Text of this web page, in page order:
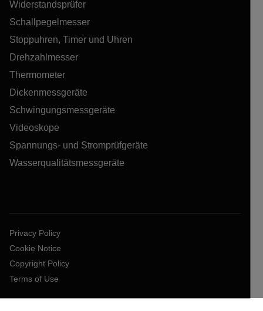
Widerstandsprüfer
Schallpegelmesser
Stoppuhren, Timer und Uhren
Drehzahlmesser
Thermometer
Dickenmessgeräte
Schwingungsmessgeräte
Videoskope
Spannungs- und Stromprüfgeräte
Wasserqualitätsmessgeräte
Privacy Policy
Cookie Notice
Copyright Policy
Terms of Use